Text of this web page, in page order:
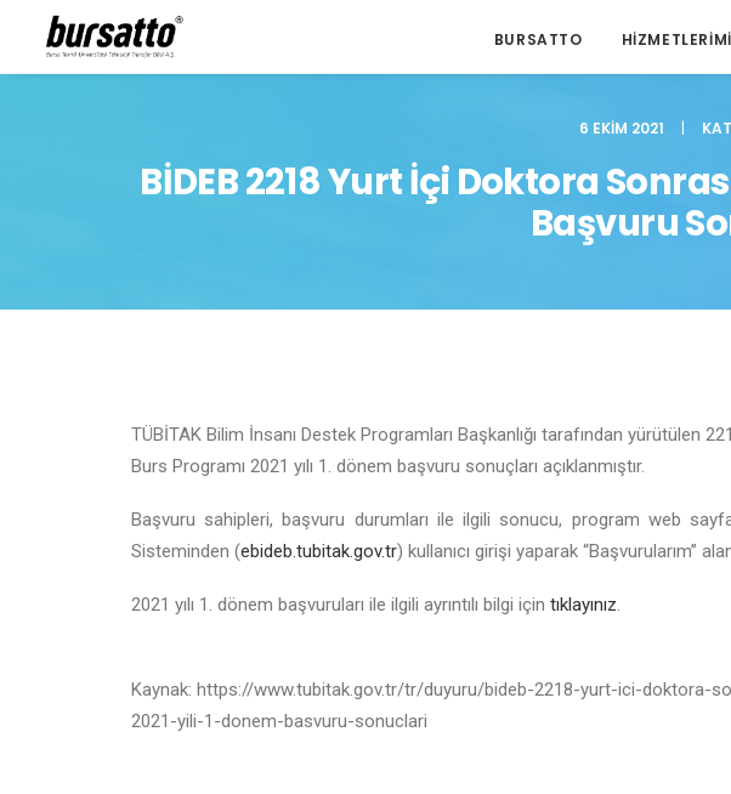
BURSATTO
6 EKIM 2021 |
BİDEB 2218 Yurt İçi Doktora
Başvuru
TÜBİTAK Bilim İnsanı Destek Programları Başkanlığı tarafından yürütülen
Burs Programı 2021 yılı 1. dönem başvuru sonuçları açıklanmıştır.
Başvuru sahipleri, başvuru durumları ile ilgili sonucu, program web
Sisteminden (ebideb.tubitak.gov.tr) kullanıcı girişi yaparak “Başvurularım”
2021 yılı 1. dönem başvuruları ile ilgili ayrıntılı bilgi için tıklayınız.
Kaynak: https://www.tubitak.gov.tr/tr/duyuru/bideb-2218-yurt-ici-doktora-
2021-yili-1-donem-basvuru-sonuclari